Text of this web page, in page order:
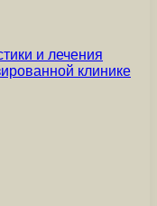
и лечения
клинике